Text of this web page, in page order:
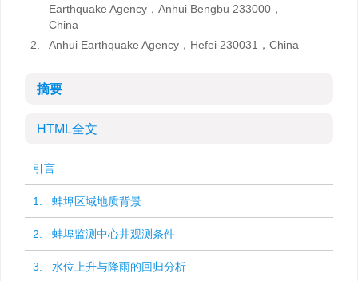
Earthquake Agency，Anhui Bengbu 233000，
China
2.
Anhui Earthquake Agency，Hefei 230031，China
摘要
HTML全文
引言
1. 蚌埠区域地质背景
2. 蚌埠监测中心井观测条件
3. 水位上升与降雨的回归分析